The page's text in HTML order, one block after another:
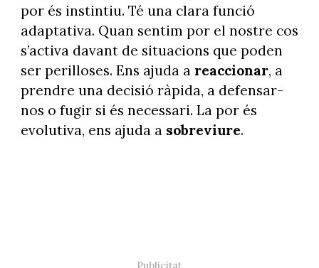
por és instintiu. Té una clara funció
adaptativa. Quan sentim por el nostre cos
s’activa davant de situacions que poden
ser perilloses. Ens ajuda areaccionar, a
prendre una decisió ràpida, a defensar-
nos o fugir si és necessari. La por és
evolutiva, ens ajuda a sobreviure.